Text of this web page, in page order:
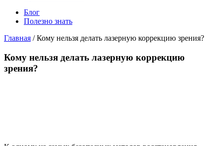
Блог
Полезно знать
Главная / Кому нельзя делать лазерную коррекцию зрения?
Кому нельзя делать лазерную коррекцию
зрения?